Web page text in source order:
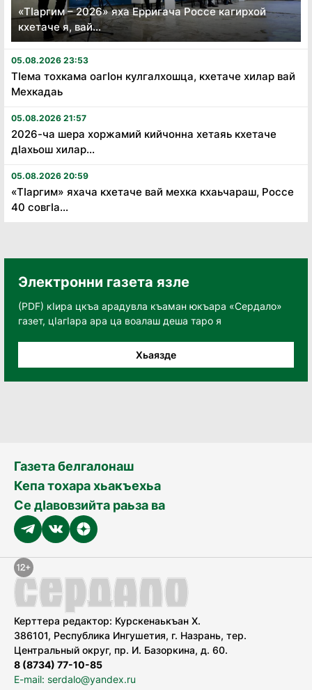
«Тӏаргим – 2026» яха Ерригача Россе кагирхой
кхетаче я, вай...
05.08.2026 23:53
Тӏема тохкама оагӏон кулгалхошца, кхетаче хилар вай
Мехкадаь
05.08.2026 21:57
2026-ча шера хоржамий кийчонна хетаяь кхетаче
дӏахьош хилар...
05.08.2026 20:59
«Тӏаргим» яхача кхетаче вай мехка кхаьчараш, Россе
40 совгӏа...
Электронни газета язле
(PDF) кӀира цкъа арадувла къаман юкъара «Сердало»
газет, цӀагӀара ара ца воалаш деша таро я
Хьаязде
Газета белгалонаш
Кепа тохара хьакъехьа
Се дӀавовзийта раьза ва
Керттера редактор: Курскенаькъан Х.
386101, Республика Ингушетия, г. Назрань, тер.
Центральный округ, пр. И. Базоркина, д. 60.
8 (8734) 77-10-85
E-mail: serdalo@yandex.ru